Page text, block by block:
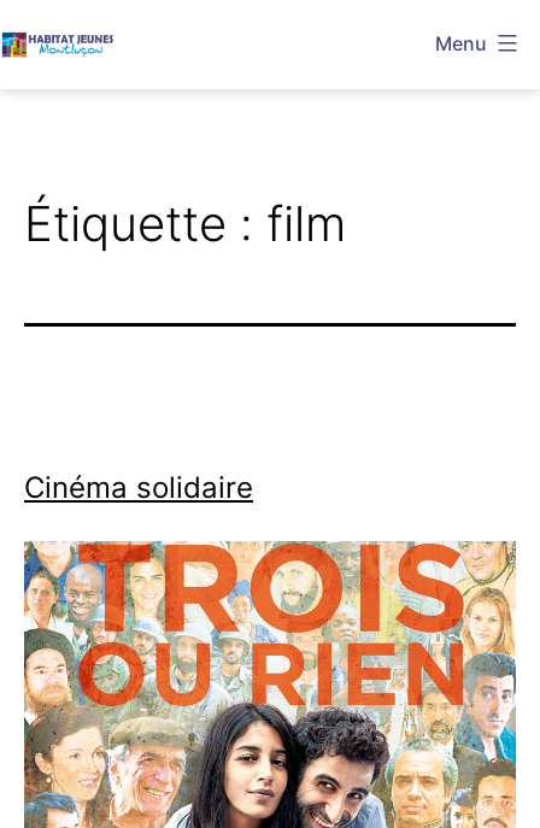
au
Menu
Étiquette : film
Cinéma solidaire